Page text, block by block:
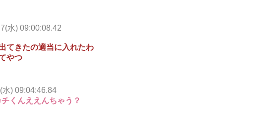
水) 09:00:08.42
てきたの適当に入れたわ
やつ
水) 09:04:46.84
くんええんちゃう？